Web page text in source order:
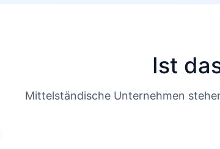
Ist
Mittelständische Unternehmen